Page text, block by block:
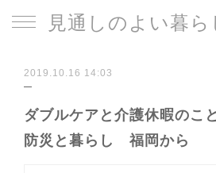
2019.10.16 14:03
ダブルケアと介護休暇のこ
防災と暮らし 福岡から